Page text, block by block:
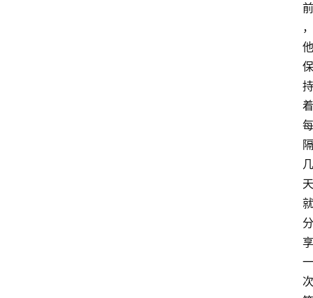
前
，
他
保
持
着
每
隔
几
天
就
分
享
一
次